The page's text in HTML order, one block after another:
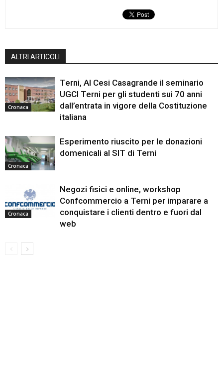
ALTRI ARTICOLI
Cronaca
Terni, Al Cesi Casagrande il seminario
UGCI Terni per gli studenti sui 70 anni
dall’entrata in vigore della Costituzione
italiana
Cronaca
Esperimento riuscito per le donazioni
domenicali al SIT di Terni
Cronaca
Negozi fisici e online, workshop
Confcommercio a Terni per imparare a
conquistare i clienti dentro e fuori dal
web